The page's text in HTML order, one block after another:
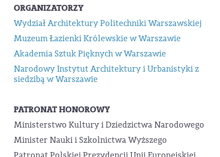
ORGANIZATORZY
Wydział Architektury Politechniki Warszawskiej
Muzeum Łazienki Królewskie w Warszawie
Akademia Sztuk Pięknych w Warszawie
Narodowy Instytut Architektury i Urbanistyki z
siedzibą w Warszawie
PATRONAT HONOROWY
Ministerstwo Kultury i Dziedzictwa Narodowego
Minister Nauki i Szkolnictwa Wyższego